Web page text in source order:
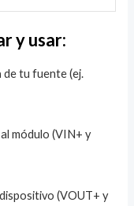
y usar:
de tu fuente (ej.
al módulo (VIN+ y
(VOUT+ y